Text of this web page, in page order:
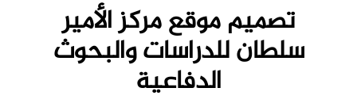
تصميم موقع مركز الأمير
سلطان للدراسات والبحوث
الدفاعية